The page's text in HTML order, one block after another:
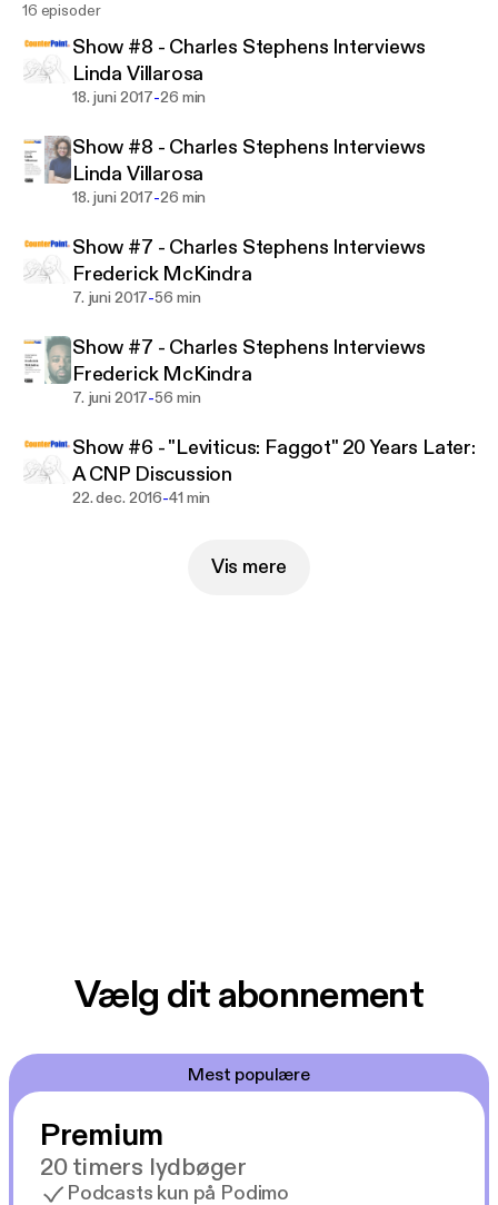
16 episoder
Show #8 - Charles Stephens Interviews
Linda Villarosa
18. juni 2017-26 min
Show #8 - Charles Stephens Interviews
Linda Villarosa
18. juni 2017-26 min
Show #7 - Charles Stephens Interviews
Frederick McKindra
7. juni 2017-56 min
Show #7 - Charles Stephens Interviews
Frederick McKindra
7. juni 2017-56 min
Show #6 - "Leviticus: Faggot" 20 Years Later:
A CNP Discussion
22. dec. 2016-41 min
Vis mere
Vælg dit abonnement
Mest populære
Premium
20 timers lydbøger
Podcasts kun på Podimo